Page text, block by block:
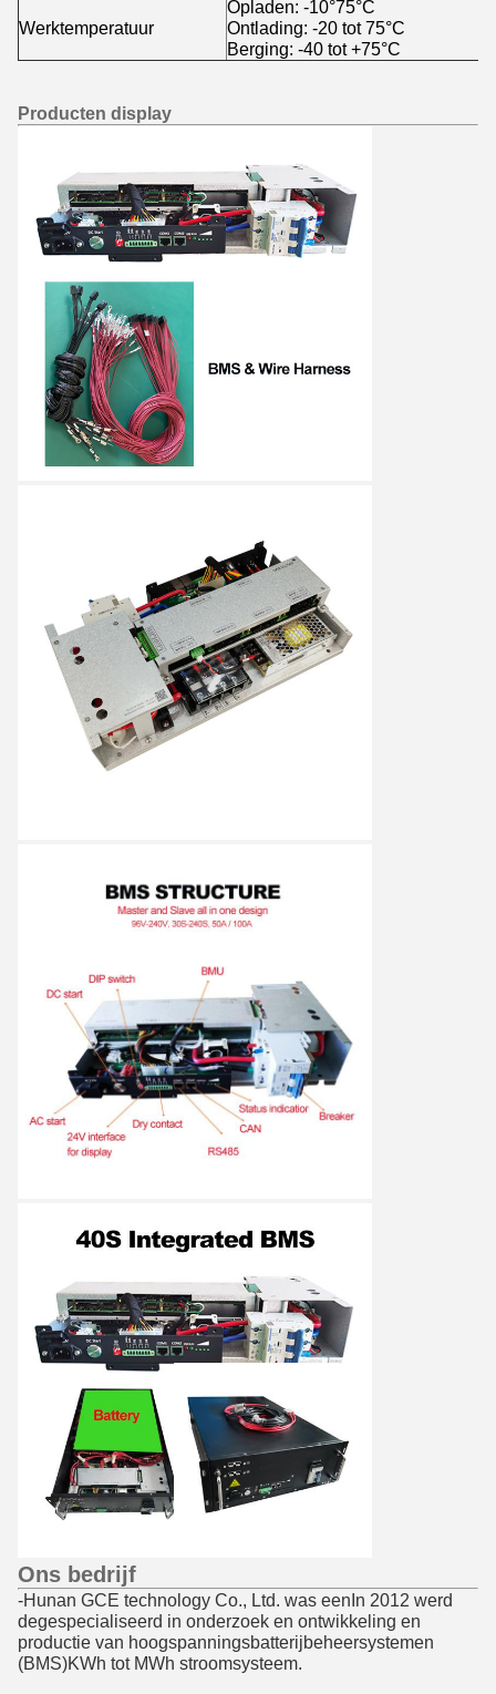
Werktemperatuur
Opladen: -10°75°C
Ontlading: -20 tot 75°C
Berging: -40 tot +75°C
Producten display
Ons bedrijf
-Hunan GCE technology Co., Ltd. was eenIn 2012 werd
degespecialiseerd in onderzoek en ontwikkeling en
productie van hoogspanningsbatterijbeheersystemen
(BMS)KWh tot MWh stroomsysteem.